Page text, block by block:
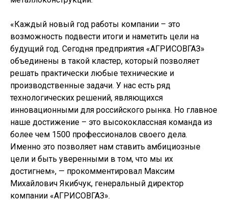
«Каждый новый год работы компании – это
возможность подвести итоги и наметить цели на
будущий год. Сегодня предприятия «АГРИСОВГАЗ»
объединены в такой кластер, который позволяет
решать практически любые технические и
производственные задачи. У нас есть ряд
технологических решений, являющихся
инновационными для российского рынка. Но главное
наше достижение – это высококлассная команда из
более чем 1500 профессионалов своего дела.
Именно это позволяет нам ставить амбициозные
цели и быть уверенными в том, что мы их
достигнем», — прокомментировал Максим
Михайлович Якибчук, генеральный директор
компании «АГРИСОВГАЗ».